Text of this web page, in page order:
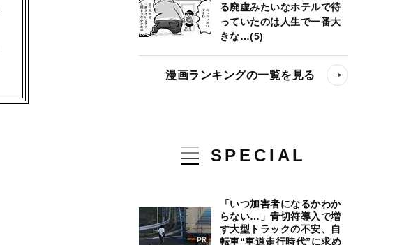
る廃虚みたいなホテルで待
っていたのは人生で一番大
きな…(5)
漫画ランキングの一覧を見る
SPECIAL
「いつ加害者になるかわか
らない…」青切符導入で増
す大型トラックの不安、自
転車“車道走行時代”に求め